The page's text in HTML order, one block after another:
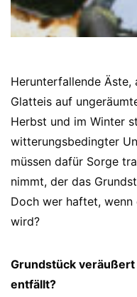
Herunterfallende Äste,
Glatteis auf
Herbst und im Winter
witterungsbedingter
müssen dafür Sorge
nimmt, der das
Doch wer haftet,
wird?
Grundstück
entfällt?